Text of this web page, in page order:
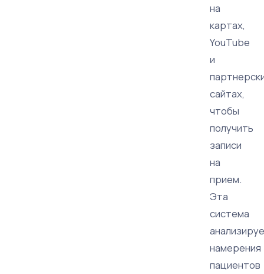
на
картах,
YouTube
и
сайтах,
чтобы
получить
записи
на
прием.
Эта
система
намерения
пациентов